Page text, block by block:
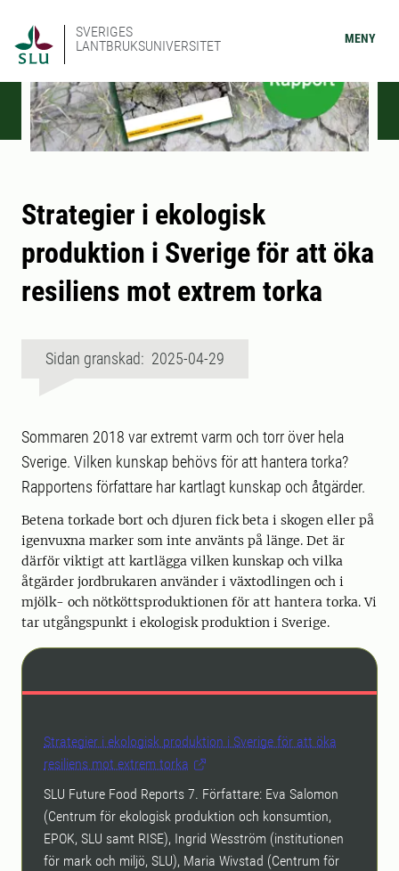
SVERIGES
LANTBRUKSUNIVERSITET
MENY
Strategier i ekologisk
produktion i Sverige för att öka
resiliens mot extrem torka
Sidan granskad: 2025-04-29
Sommaren 2018 var extremt varm och torr över hela
Sverige. Vilken kunskap behövs för att hantera torka?
Rapportens författare har kartlagt kunskap och åtgärder.
Betena torkade bort och djuren fick beta i skogen eller på
igenvuxna marker som inte använts på länge. Det är
därför viktigt att kartlägga vilken kunskap och vilka
åtgärder jordbrukaren använder i växtodlingen och i
mjölk- och nötköttsproduktionen för att hantera torka. Vi
tar utgångspunkt i ekologisk produktion i Sverige.
Strategier i ekologisk produktion i Sverige för att öka
resiliens mot extrem torka
SLU Future Food Reports 7. Författare: Eva Salomon
(Centrum för ekologisk produktion och konsumtion,
EPOK, SLU samt RISE), Ingrid Wesström (institutionen
för mark och miljö, SLU), Maria Wivstad (Centrum för